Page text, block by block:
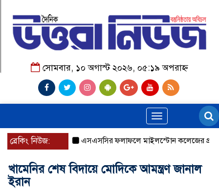
সোমবার, ১০ অগাস্ট ২০২৬, ০৫:১৯ অপরাহ্ন
Toggle
navigation
ব্রেকিং নিউজ: এসএসসির ফলাফলে মাইলস্টোন কলেজের
খামেনির শেষ বিদায়ে মোদিকে আমন্ত্রণ জানাল
ইরান